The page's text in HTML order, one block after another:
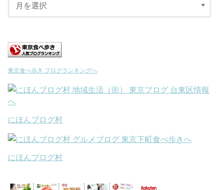
東京食べ歩き ブログランキングへ
にほんブログ村
にほんブログ村